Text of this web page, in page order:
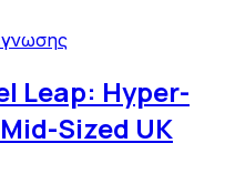
Leap: Hyper-
Sized UK